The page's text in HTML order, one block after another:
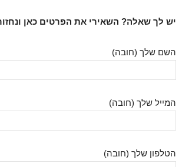
יש לך שאלה? השאירי את הפרטים כאן
השם שלך (חובה)
המייל שלך (חובה)
הטלפון שלך (חובה)